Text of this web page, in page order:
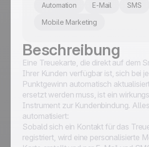
Automation E-Mail SMS
Mobile Marketing
Beschreibung
Eine Treuekarte, die direkt auf dem
Ihrer Kunden verfügbar ist, sich bei
Punktgewinn automatisch
ersetzt werden muss, ist ein
Instrument zur Kundenbindung.
automatisiert:
Sobald sich ein Kontakt für das
registriert, wird eine personalisierte